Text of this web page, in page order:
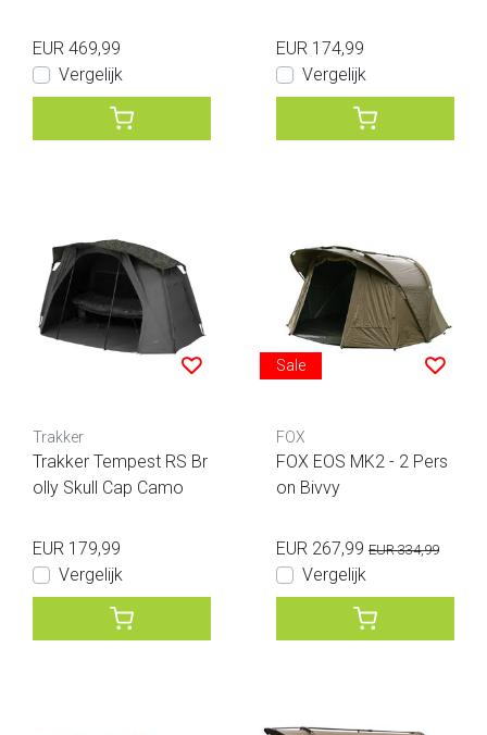
EUR 469,99
Vergelijk
EUR 174,99
Vergelijk
Trakker
Trakker Tempest RS Br
olly Skull Cap Camo
EUR 179,99
Vergelijk
Sale
FOX
FOX EOS MK2 - 2 Pers
on Bivvy
EUR 267,99 EUR 334,99
Vergelijk